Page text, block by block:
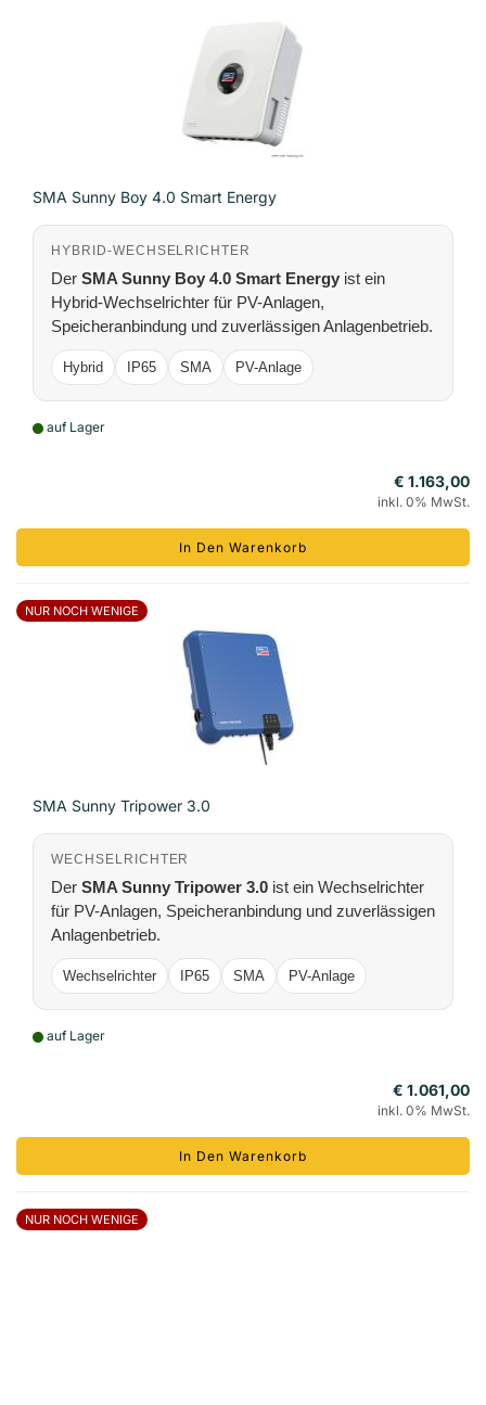
SMA Sunny Boy 4.0 Smart Energy
HYBRID-WECHSELRICHTER
Der SMA Sunny Boy 4.0 Smart Energy ist ein
Hybrid-Wechselrichter für PV-Anlagen,
Speicheranbindung und zuverlässigen Anlagenbetrieb.
Hybrid IP65 SMA PV-Anlage
auf Lager
€ 1.163,00
inkl. 0% MwSt.
In Den Warenkorb
NUR NOCH WENIGE
SMA Sunny Tripower 3.0
WECHSELRICHTER
Der SMA Sunny Tripower 3.0 ist ein Wechselrichter
für PV-Anlagen, Speicheranbindung und zuverlässigen
Anlagenbetrieb.
Wechselrichter IP65 SMA PV-Anlage
auf Lager
€ 1.061,00
inkl. 0% MwSt.
In Den Warenkorb
NUR NOCH WENIGE